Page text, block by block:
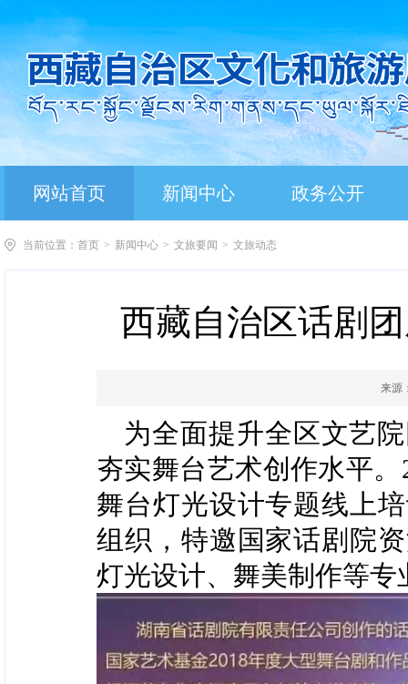
网站首页 新闻中心 政务公开
当前位置： 首页 > 新闻中心 > 文旅要闻 > 文旅动态
西藏自治区话剧
来源
为全面提升全区文艺
夯实舞台艺术创作水平
舞台灯光设计专题线上
组织，特邀国家话剧院
灯光设计、舞美制作等专